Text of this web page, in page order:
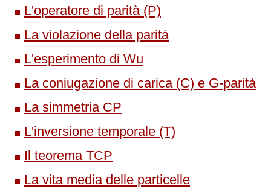
L'operatore di parità (P)
La violazione della parità
L'esperimento di Wu
La coniugazione di carica (C) e G-parità
La simmetria CP
L'inversione temporale (T)
Il teorema TCP
La vita media delle particelle